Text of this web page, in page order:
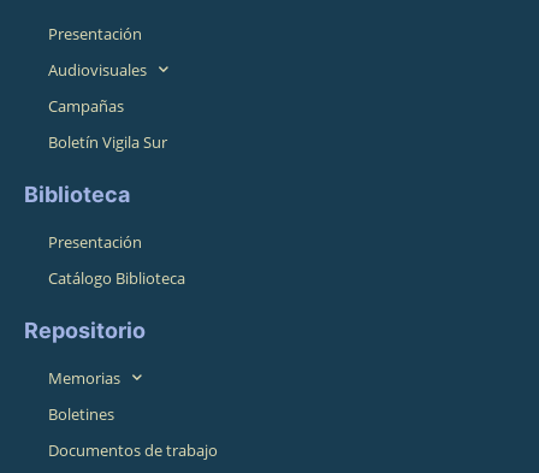
Presentación
Audiovisuales
Campañas
Boletín Vigila Sur
Biblioteca
Presentación
Catálogo Biblioteca
Repositorio
Memorias
Boletines
Documentos de trabajo